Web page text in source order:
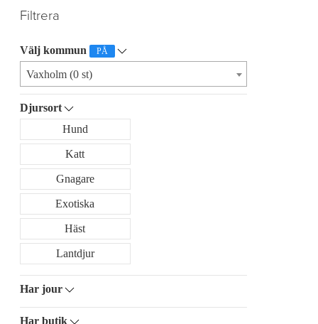
Filtrera
Välj kommun PÅ
Vaxholm (0 st)
Djursort
Hund
Katt
Gnagare
Exotiska
Häst
Lantdjur
Har jour
Har butik